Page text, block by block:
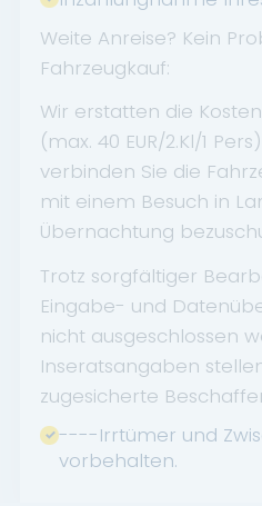
Weite Anreise? Kein
Fahrzeugkauf:
Wir erstatten die
(max. 40 EUR/2.Kl/1
verbinden Sie die
mit einem Besuch in
Übernachtung
Trotz sorgfältiger
Eingabe- und
nicht ausgeschlossen
Inseratsangaben
zugesicherte
----Irrtümer und
vorbehalten.